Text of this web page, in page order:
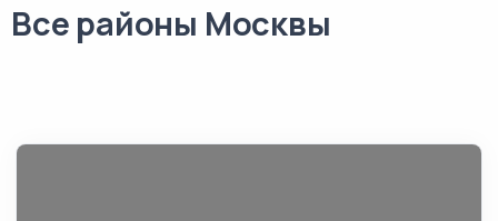
Все районы Москвы